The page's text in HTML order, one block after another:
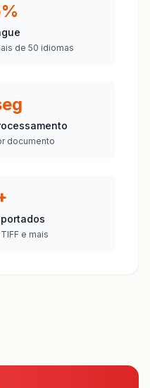
de 50 idiomas
documento
TIFF e mais